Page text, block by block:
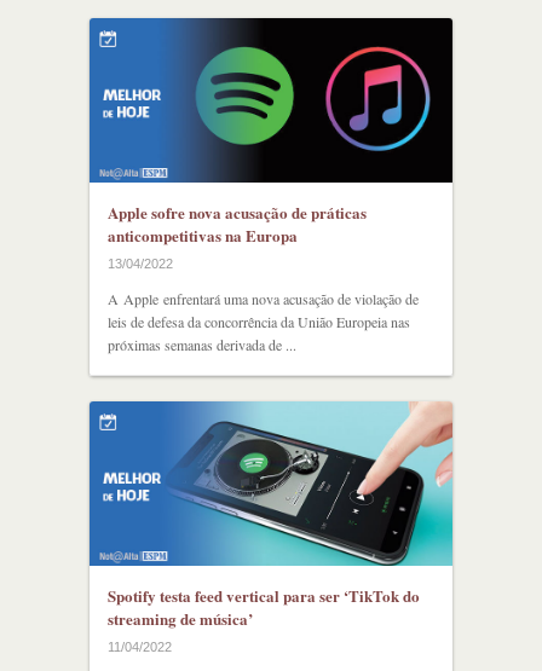
Apple sofre nova acusação de práticas
anticompetitivas na Europa
13/04/2022
A Apple enfrentará uma nova acusação de violação de
leis de defesa da concorrência da União Europeia nas
próximas semanas derivada de ...
Spotify testa feed vertical para ser ‘TikTok do
streaming de música’
11/04/2022